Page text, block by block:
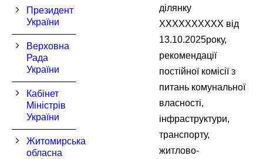
ділянку
XXXXXXXXXX від
13.10.2025року,
рекомендації
постійної комісії з
питань комунальної
власності,
інфраструктури,
транспорту,
житлово-
Президент
України
Верховна
Рада
України
Кабінет
Міністрів
України
Житомирська
обласна